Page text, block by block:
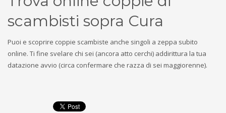
scambisti sopra Cura
Puoi e scoprire coppie scambiste anche singoli a zeppa subito
online. Ti fine svelare chi sei (ancora atto cerchi) addirittura la tua
datazione avvio (circa confermare che razza di sei maggiorenne).